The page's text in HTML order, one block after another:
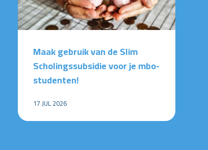
Maak gebruik van de Slim
Scholingssubsidie voor je mbo-
studenten!
17 JUL 2026